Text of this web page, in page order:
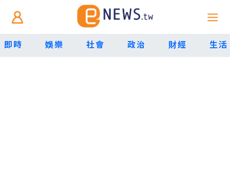
即時 娛樂 社會 政治 財經 生活